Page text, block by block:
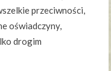
przeciwności,
oświadczyny,
drogim